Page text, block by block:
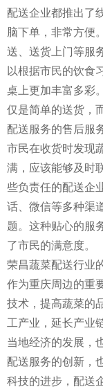
配送企业都推出了
脑下单，非常方便
送、送货上门等服
以根据市民的饮食
桌上更加丰富多彩
仅是简单的送货，
配送服务的售后服
市民在收货时发现
满，应该能够及时
些负责任的配送企
话、微信等多种渠
题。这种贴心的服
了市民的满意度。
荣昌蔬菜配送行业
作为重庆周边的重
技术，提高蔬菜的
工产业，延长产业
当地经济的发展，
配送服务的创新，
科技的进步，配送